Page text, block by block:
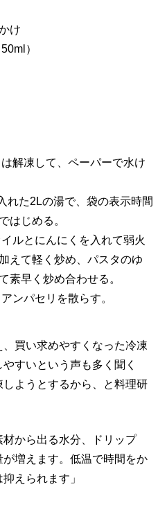
け
）
解凍して、ペーパーで水け
れた2Lの湯で、袋の表示時間
はじめる。
ルとにんにくを入れて弱火
えて軽く炒め、パスタのゆ
素早く炒め合わせる。
ンパセリを散らす。
買い求めやすくなった冷凍
すいという声も多く聞く
ようとするから、と料理研
材から出る水分、ドリップ
増えます。低温で時間をか
えられます」